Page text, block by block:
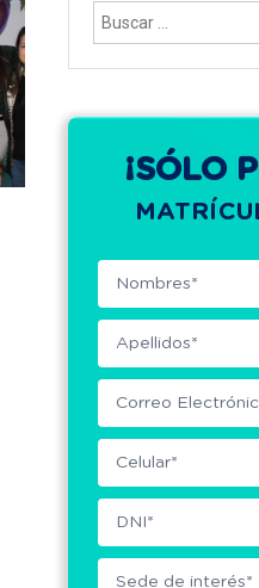
¡SÓLO